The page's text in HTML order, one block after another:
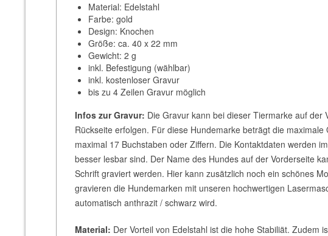
Material: Edelstahl
Farbe: gold
Design: Knochen
Größe: ca. 40 x 22 mm
Gewicht: 2 g
inkl. Befestigung (wählbar)
inkl. kostenloser Gravur
bis zu 4 Zeilen Gravur möglich
Infos zur Gravur: Die Gravur kann bei dieser Tiermarke auf der
Rückseite erfolgen. Für diese Hundemarke beträgt die
maximal 17 Buchstaben oder Ziffern. Die Kontaktdaten werden
besser lesbar sind. Der Name des Hundes auf der Vorderseite
Schrift graviert werden. Hier kann zusätzlich noch ein schönes
gravieren die Hundemarken mit unseren hochwertigen
automatisch anthrazit / schwarz wird.
Material: Der Vorteil von Edelstahl ist die hohe Stabiliät. Zudem